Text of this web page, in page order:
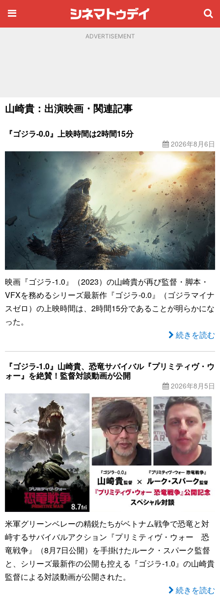
ADVERTISEMENT
山崎貴：出演映画・関連記事
『ゴジラ-0.0』上映時間は2時間15分
2026年8月6日
映画『ゴジラ-1.0』（2023）の山崎貴が再び監督・脚本・
VFXを務めるシリーズ最新作『ゴジラ-0.0』（ゴジラマイナ
スゼロ）の上映時間は、2時間15分であることが明らかにな
った。
続きを読む
『ゴジラ-1.0』山崎貴、恐竜サバイバル『プリミティヴ・ウ
ォー』を絶賛！監督対談動画が公開
2026年8月5日
米軍グリーンベレーの精鋭たちがベトナム戦争で恐竜と対
峙するサバイバルアクション『プリミティヴ・ウォー 恐
竜戦争』（8月7日公開）を手掛けたルーク・スパーク監督
と、シリーズ最新作の公開も控える『ゴジラ-1.0』の山崎貴
監督による対談動画が公開された。
続きを読む